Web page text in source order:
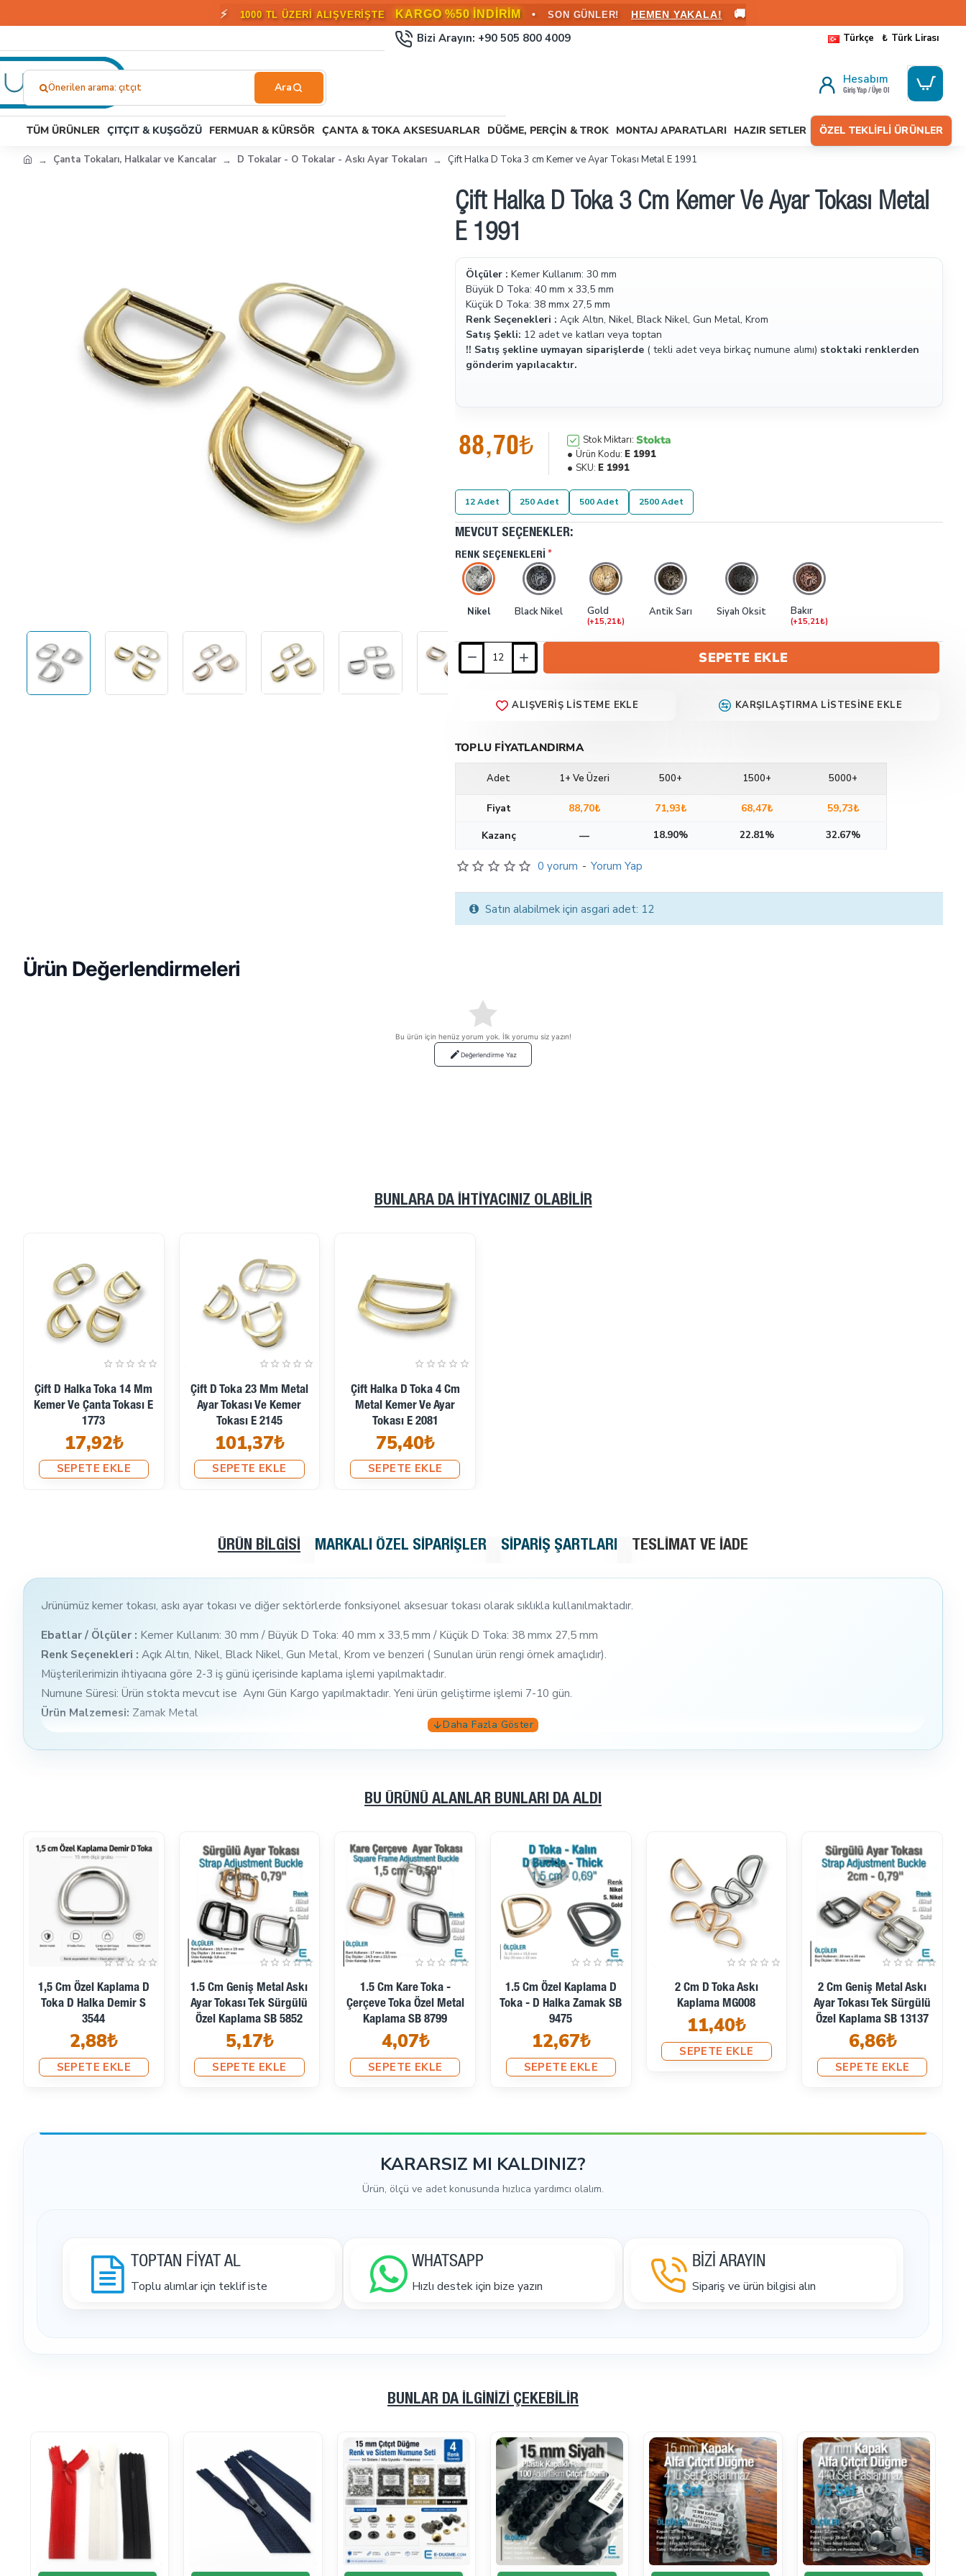
🎁 2000 TL ÜZERİ SİPARİŞLERDE KARGO BEDAVA! • HEMEN FAYDALANIN 🚚
Bizi Arayın: +90 505 800 4009 Türkçe ₺ Türk Lirası
Aramıştınız?...
Önerilen arama: çıtçıt
Hesabım
Giriş Yap / Üye Ol
TÜM ÜRÜNLER ÇITÇIT & KUŞGÖZÜ FERMUAR & KÜRSÖR ÇANTA & TOKA AKSESUARLAR DÜĞME, PERÇIN & TROK MONTAJ APARATLARI HAZIR SETLER ÖZEL TEKLIFLI ÜRÜNLER
Çanta Tokaları, Halkalar ve Kancalar D Tokalar - O Tokalar - Askı Ayar Tokaları Çift Halka D Toka 3 cm Kemer ve Ayar Tokası Metal E 1991
Çift Halka D Toka 3 Cm Kemer Ve Ayar Tokası Metal
E 1991
Ölçüler : Kemer Kullanım: 30 mm
Büyük D Toka: 40 mm x 33,5 mm
Küçük D Toka: 38 mmx 27,5 mm
Renk Seçenekleri : Açık Altın, Nikel, Black Nikel, Gun Metal, Krom
Satış Şekli: 12 adet ve katları veya toptan
!! Satış şekline uymayan siparişlerde ( tekli adet veya birkaç numune alımı) stoktaki renklerden
gönderim yapılacaktır.
0 yorum - Yorum Yap
88,70₺ Stok Miktarı: Stokta
Ürün Kodu: E 1991
SKU: E 1991
12 Adet 250 Adet 500 Adet 2500 Adet
MEVCUT SEÇENEKLER:
RENK SEÇENEKLERI
Nikel Black Nikel Gold
(+15,21₺)
Antik Sarı Siyah Oksit Bakır
(+15,21₺)
SEPETE EKLE
ALIŞVERIŞ LISTEME EKLE KARŞILAŞTIRMA LISTESINE EKLE
Satın alabilmek için asgari adet: 12
TOPLU FIYATLANDIRMA
Adet 1+ Ve Üzeri 500+ 1500+ 5000+
Fiyat 88,70₺ 71,93₺ 68,47₺
59,73₺
Kazanç
— 18.90% 22.81% 32.67%
Ürün Değerlendirmeleri
Bu ürün için henüz yorum yok. İlk yorumu siz yazın!
Değerlendirme Yaz
BUNLARA DA İHTIYACINIZ OLABILIR
Çift D Halka Toka 14 Mm
Kemer Ve Çanta Tokası E
1773
17,92₺
SEPETE EKLE
Çift D Toka 23 Mm Metal
Ayar Tokası Ve Kemer
Tokası E 2145
101,37₺
SEPETE EKLE
Çift Halka D Toka 4 Cm
Metal Kemer Ve Ayar
Tokası E 2081
75,40₺
SEPETE EKLE
ÜRÜN BILGISI MARKALI ÖZEL SIPARIŞLER SIPARIŞ ŞARTLARI TESLIMAT VE İADE
Ürünümüz kemer tokası, askı ayar tokası ve diğer sektörlerde fonksiyonel aksesuar tokası olarak sıklıkla kullanılmaktadır.
Ebatlar / Ölçüler : Kemer Kullanım: 30 mm / Büyük D Toka: 40 mm x 33,5 mm / Küçük D Toka: 38 mmx 27,5 mm
Renk Seçenekleri : Açık Altın, Nikel, Black Nikel, Gun Metal, Krom ve benzeri ( Sunulan ürün rengi örnek amaçlıdır).
Müşterilerimizin ihtiyacına göre 2-3 iş günü içerisinde kaplama işlemi yapılmaktadır.
Numune Süresi: Ürün stokta mevcut ise Aynı Gün Kargo yapılmaktadır. Yeni ürün geliştirme işlemi 7-10 gün.
Ürün Malzemesi: Zamak Metal
BU ÜRÜNÜ ALANLAR BUNLARI DA ALDI
2 Cm D Toka Askı
Kaplama MG008
11,40₺
SEPETE EKLE
2 Cm Geniş Metal Askı
Ayar Tokası Tek Sürgülü
Özel Kaplama SB 13137
6,86₺
SEPETE EKLE
2 Cm Kare Ayar Tokası
Özel Metal Kaplama Renk
- Tasma Ayar Tokası S
1955
21,28₺
2 Cm Kare Toka -
Çerçeve Toka Özel Metal
Kaplama - Kalın Model
SB 1207
4,96₺
2 Cm Kare Toka -
Çerçeve Toka Özel Metal
Kaplama S 9775
4,28₺
2 Cm Özel Kaplama D
Toka - D Halka Demir SB
7157
4,32₺
SEPETE EKLE
KARARSIZ MI KALDINIZ?
Ürün, ölçü ve adet konusunda hızlıca yardımcı olalım.
TOPTAN FİYAT AL
Toplu alımlar için teklif iste
WHATSAPP
Hızlı destek için bize yazın
BİZİ ARAYIN
Sipariş ve ürün bilgisi alın
BUNLAR DA İLGINIZI ÇEKEBILIR